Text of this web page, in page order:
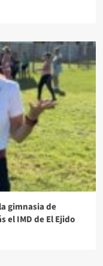
gimnasia de
el IMD de El Ejido